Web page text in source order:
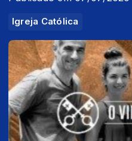
Igreja Católica